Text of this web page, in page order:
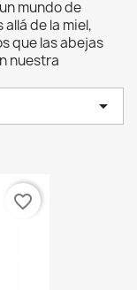
mundo de
allá de la miel,
que las abejas
nuestra

favorite_border